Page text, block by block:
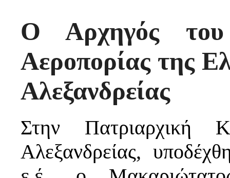
Ο Αρχηγός του
Αεροπορίας της
Αλεξανδρείας
Στην Πατριαρχική
Αλεξανδρείας,